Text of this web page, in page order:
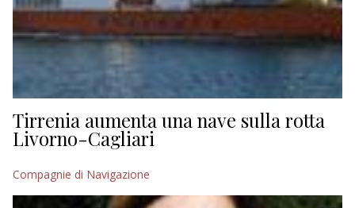
Tirrenia aumenta una nave sulla rotta
Livorno-Cagliari
Compagnie di Navigazione